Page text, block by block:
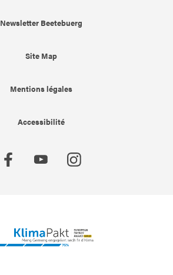
Newsletter Beetebuerg
Site Map
Mentions légales
Accessibilité